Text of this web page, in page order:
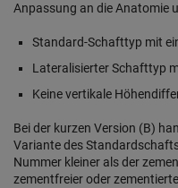
Anpassung an die Anatomie
Standard-Schafttyp mit
Lateralisierter Schafttyp
Keine vertikale
Bei der kurzen Version (B)
Variante des
Nummer kleiner als der
zementfreier oder